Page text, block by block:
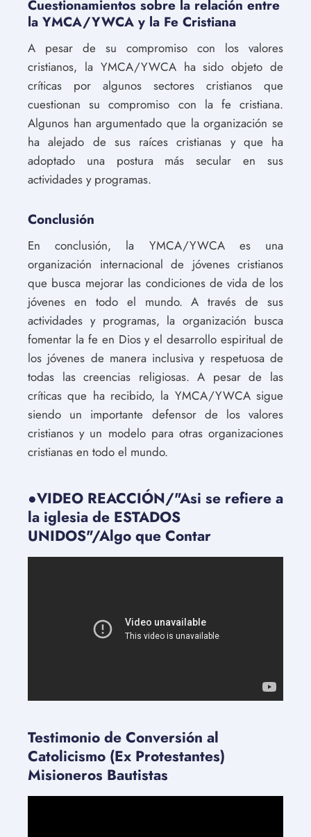
Cuestionamientos sobre la relación entre
la YMCA/YWCA y la Fe Cristiana
A pesar de su compromiso con los valores
cristianos, la YMCA/YWCA ha sido objeto de
críticas por algunos sectores cristianos que
cuestionan su compromiso con la fe cristiana.
Algunos han argumentado que la organización se
ha alejado de sus raíces cristianas y que ha
adoptado una postura más secular en sus
actividades y programas.
Conclusión
En conclusión, la YMCA/YWCA es una
organización internacional de jóvenes cristianos
que busca mejorar las condiciones de vida de los
jóvenes en todo el mundo. A través de sus
actividades y programas, la organización busca
fomentar la fe en Dios y el desarrollo espiritual de
los jóvenes de manera inclusiva y respetuosa de
todas las creencias religiosas. A pesar de las
críticas que ha recibido, la YMCA/YWCA sigue
siendo un importante defensor de los valores
cristianos y un modelo para otras organizaciones
cristianas en todo el mundo.
●VIDEO REACCIÓN/"Asi se refiere a
la iglesia de ESTADOS
UNIDOS"/Algo que Contar
Testimonio de Conversión al
Catolicismo (Ex Protestantes)
Misioneros Bautistas